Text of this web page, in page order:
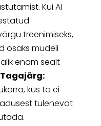
Kui AI
treenimiseks,
osaks mudeli
enam sealt
Tagajärg:
kus ta ei
tulenevat